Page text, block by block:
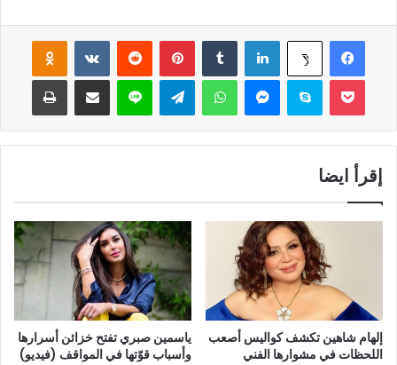
فيسبوك ‫X لينكدإن بينتيريست
سكايب واتساب لاين
إقرأ ايضا
إلهام شاهين تكشف كواليس أصعب
اللحظات في مشوارها الفني
ياسمين صبري تفتح خزائن أسرارها
وأسباب قوّتها في المواقف (فيديو)